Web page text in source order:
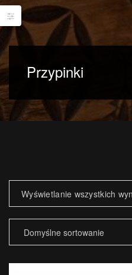
Przypinki
Wyświetlanie wszystkich